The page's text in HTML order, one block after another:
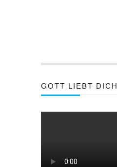
GOTT LIEBT DICH